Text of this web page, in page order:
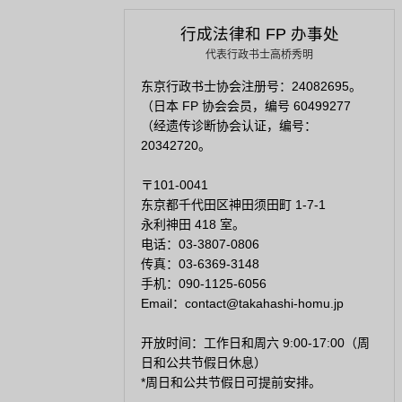
行成法律和 FP 办事处
代表行政书士高桥秀明
东京行政书士协会注册号：24082695。
（日本 FP 协会会员，编号 60499277
（经遗传诊断协会认证，编号：
20342720。
〒101-0041
东京都千代田区神田须田町 1-7-1
永利神田 418 室。
电话：03-3807-0806
传真：03-6369-3148
手机：090-1125-6056
Email：contact@takahashi-homu.jp
开放时间：工作日和周六 9:00-17:00（周
日和公共节假日休息）
*周日和公共节假日可提前安排。